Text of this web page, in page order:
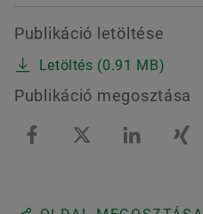
Publikáció letöltése
Letöltés (0.91 MB)
Publikáció megosztása